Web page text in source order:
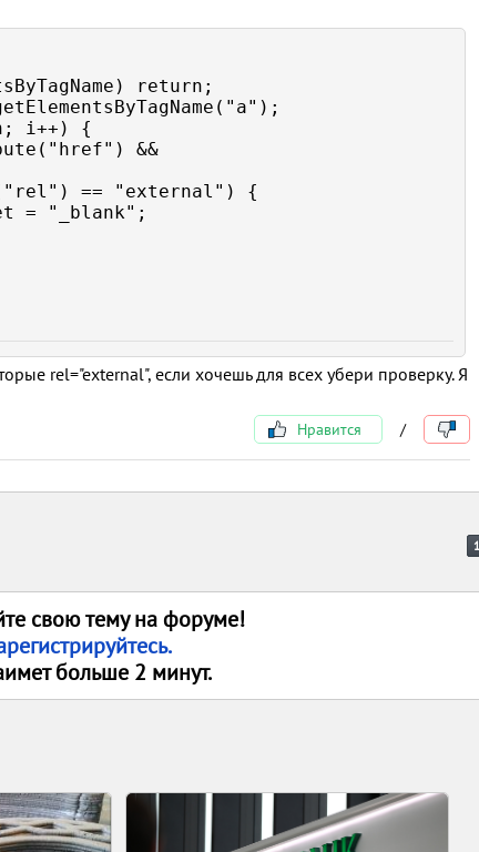
i++) {
rel="external", если хочешь для всех убери проверку. Я
Нравится /
1
свою тему на форуме!
больше 2 минут.